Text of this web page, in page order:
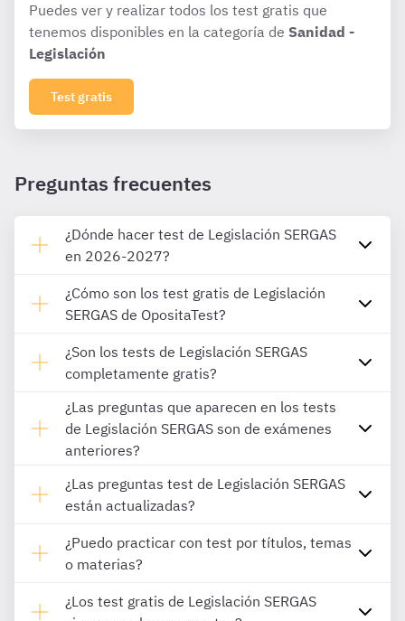
Puedes ver y realizar todos los test gratis que
tenemos disponibles en la categoría de Sanidad -
Legislación
Test gratis
Preguntas frecuentes
¿Dónde hacer test de Legislación SERGAS
en 2026-2027?
¿Cómo son los test gratis de Legislación
SERGAS de OpositaTest?
¿Son los tests de Legislación SERGAS
completamente gratis?
¿Las preguntas que aparecen en los tests
de Legislación SERGAS son de exámenes
anteriores?
¿Las preguntas test de Legislación SERGAS
están actualizadas?
¿Puedo practicar con test por títulos, temas
o materias?
¿Los test gratis de Legislación SERGAS